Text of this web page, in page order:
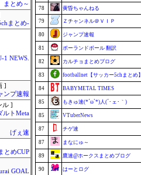
まとめ～
まとめ-
1 NEWS.
]
ンプ速報
ル ]
ルトMeta
げぇ速
とめCUP
GOAL
78 黄昏ちゃんねる
79 Ｚチャンネル＠ＶＩＰ
80 ジャンプ速報
81 ポーランドボール 翻訳
82 カルチョまとめブログ
83 footballnet【サッカー5chまとめ】
84 BABYMETAL TIMES
85 もきゅ速(*´ω`*)人(´･ェ･｀)
85 VTuberNews
87 チゲ速
87 まなにゅ～
89 鷹速@ホークスまとめブログ
90 はーとログ